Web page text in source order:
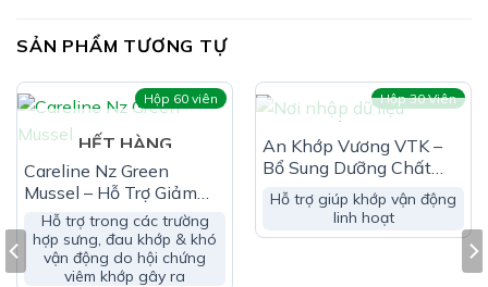
Beta-Glucan 12%) (chiết xuất từ nấm men đen Black
Yeast Beta – Glucan)
Phụ liệu: Vỏ nang gelatin, dicalci photphat anhydrous
(chất làm rắn chắc), lactose (chất độn), magnesium
stearate (Chất chống đông vón), bột talc (Chất chống
đông vón), vừa đủ 1 viên
SẢN PHẨM TƯƠNG TỰ
Hộp 60 viên
HẾT HÀNG
Careline Nz Green
Mussel – Hỗ Trợ Giảm
Đau Khớp
Hỗ trợ trong các trường
hợp sưng, đau khớp & khó
vận động do hội chứng
viêm khớp gây ra
Hộp 30 Viên
An Khớp Vương VTK –
Bổ Sung Dưỡng Chất
Cho Khớp (Hộp 30 Viên)
Hỗ trợ giúp khớp vận động
linh hoạt